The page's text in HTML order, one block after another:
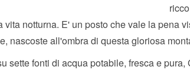
vita notturna. E' un posto che vale la pena
nascoste all'ombra di questa gloriosa
sette fonti di acqua potabile, fresca e pura,